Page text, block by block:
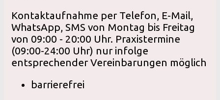
Kontaktaufnahme per Telefon, E-Mail,
WhatsApp, SMS von Montag bis Freitag
von 09:00 - 20:00 Uhr. Praxistermine
(09:00-24:00 Uhr) nur infolge
entsprechender Vereinbarungen möglich
barrierefrei